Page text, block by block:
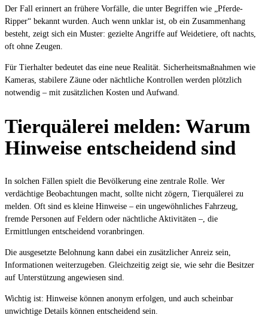
Der Fall erinnert an frühere Vorfälle, die unter Begriffen wie „Pferde-
Ripper“ bekannt wurden. Auch wenn unklar ist, ob ein Zusammenhang
besteht, zeigt sich ein Muster: gezielte Angriffe auf Weidetiere, oft nachts,
oft ohne Zeugen.
Für Tierhalter bedeutet das eine neue Realität. Sicherheitsmaßnahmen wie
Kameras, stabilere Zäune oder nächtliche Kontrollen werden plötzlich
notwendig – mit zusätzlichen Kosten und Aufwand.
Tierquälerei melden: Warum
Hinweise entscheidend sind
In solchen Fällen spielt die Bevölkerung eine zentrale Rolle. Wer
verdächtige Beobachtungen macht, sollte nicht zögern, Tierquälerei zu
melden. Oft sind es kleine Hinweise – ein ungewöhnliches Fahrzeug,
fremde Personen auf Feldern oder nächtliche Aktivitäten –, die
Ermittlungen entscheidend voranbringen.
Die ausgesetzte Belohnung kann dabei ein zusätzlicher Anreiz sein,
Informationen weiterzugeben. Gleichzeitig zeigt sie, wie sehr die Besitzer
auf Unterstützung angewiesen sind.
Wichtig ist: Hinweise können anonym erfolgen, und auch scheinbar
unwichtige Details können entscheidend sein.